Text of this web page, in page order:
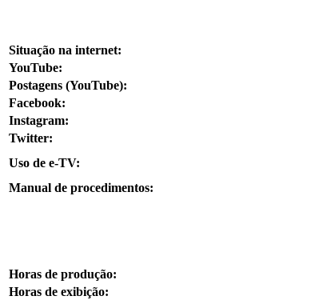
Situação na internet:
YouTube:
Postagens (YouTube):
Facebook:
Instagram:
Twitter:
Uso de e-TV:
Manual de procedimentos:
Horas de produção:
Horas de exibição: